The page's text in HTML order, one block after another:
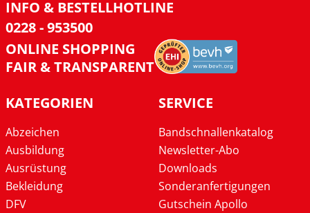
INFO & BESTELLHOTLINE
0228 - 953500
ONLINE SHOPPING
FAIR & TRANSPARENT
KATEGORIEN
Abzeichen
Ausbildung
Ausrüstung
Bekleidung
DFV
SERVICE
Bandschnallenkatalog
Newsletter-Abo
Downloads
Sonderanfertigungen
Gutschein Apollo